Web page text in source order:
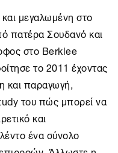
και μεγαλωμένη στο
πατέρα Σουδανό και
στο Berklee
το 2011 έχοντας
και παραγωγή,
του πώς μπορεί να
και
ένα σύνολο